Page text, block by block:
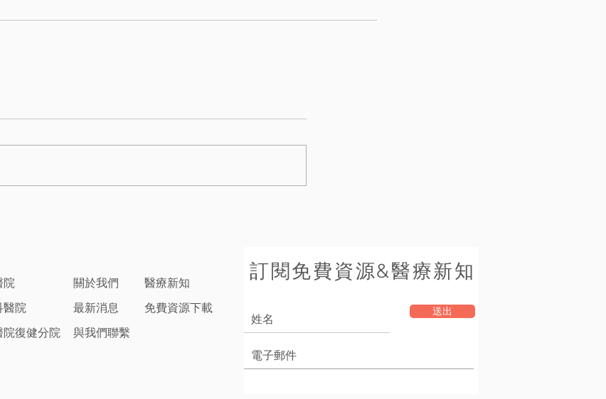
院
醫院
復健分院
關於我們
最新消息
與我們聯繫
醫療新知
免費資源下載
訂閱免費資源&醫療新知
送出